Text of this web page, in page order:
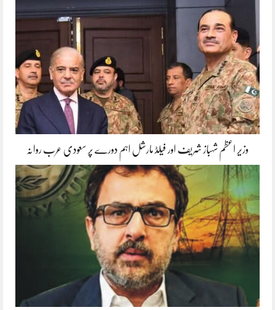
وزیر اعظم شہباز شریف اور فیلڈ مارشل اہم دورے پر سعودی عرب روانہ